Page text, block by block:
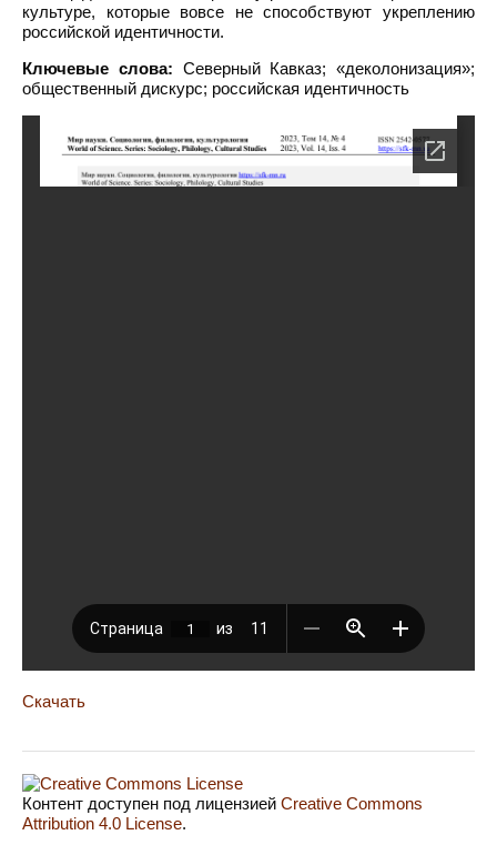
культуре, которые вовсе не способствуют укреплению
российской идентичности.
Ключевые слова: Северный Кавказ; «деколонизация»;
общественный дискурс; российская идентичность
Скачать
Контент доступен под лицензией Creative Commons
Attribution 4.0 License.